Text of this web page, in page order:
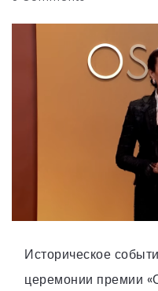
Историческое
церемонии премии